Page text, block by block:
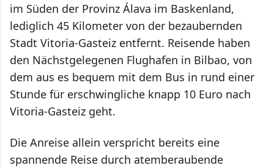
im Süden der Provinz Álava im Baskenland,
lediglich 45 Kilometer von der bezaubernden
Stadt Vitoria-Gasteiz entfernt. Reisende haben
den Nächstgelegenen Flughafen in Bilbao, von
dem aus es bequem mit dem Bus in rund einer
Stunde für erschwingliche knapp 10 Euro nach
Vitoria-Gasteiz geht.
Die Anreise allein verspricht bereits eine
spannende Reise durch atemberaubende